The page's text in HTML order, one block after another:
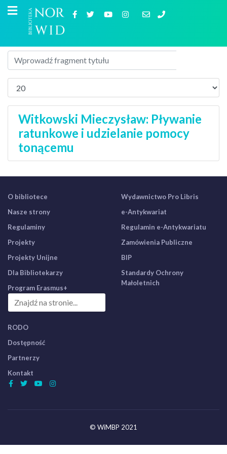
Witkowski Mieczysław: Pływanie
ratunkowe i udzielanie pomocy
tonącemu
O bibliotece
Nasze strony
Regulaminy
Projekty
Projekty Unijne
Dla Bibliotekarzy
Program Erasmus+
Wydawnictwo Pro Libris
e-Antykwariat
Regulamin e-Antykwariatu
Zamówienia Publiczne
BIP
Standardy Ochrony
Małoletnich
RODO
Dostępność
Partnerzy
Kontakt
© WiMBP 2021